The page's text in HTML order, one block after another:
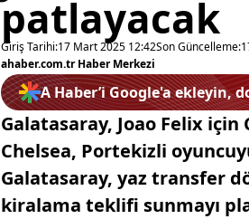
patlayacak
Giriş Tarihi:17 Mart 2025 12:42Son Güncelleme:
ahaber.com.tr Haber Merkezi
A Haber’i Google'a ekleyin,
Galatasaray, Joao Felix
Chelsea, Portekizli
Galatasaray, yaz transfer
kiralama teklifi sunmayı